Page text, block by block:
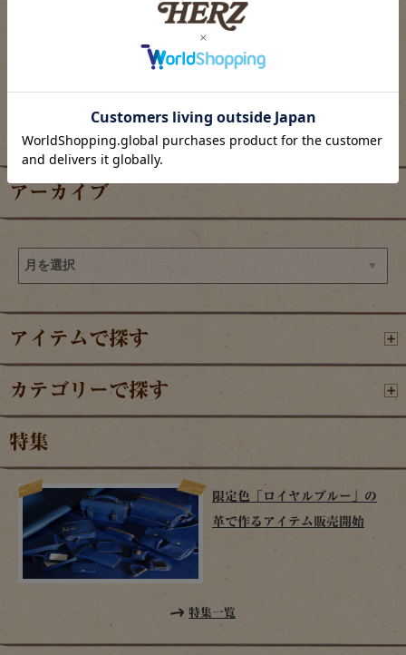
アーカイブ
アイテムで探す
カテゴリーで探す
特集
限定色「ロイヤルブルー」の
革で作るアイテム販売開始
特集一覧